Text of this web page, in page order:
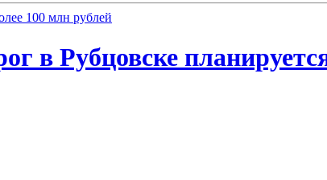
в Рубцовске